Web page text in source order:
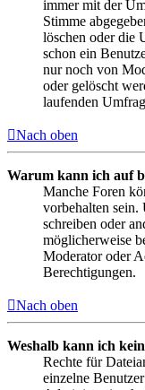
immer mit der
Stimme
löschen oder die
schon ein
nur noch von
oder gelöscht
laufenden
Nach oben
Warum kann ich auf
Manche Foren
vorbehalten sein.
schreiben oder
möglicherweise
Moderator oder
Berechtigungen.
Nach oben
Weshalb kann ich
Rechte für
einzelne